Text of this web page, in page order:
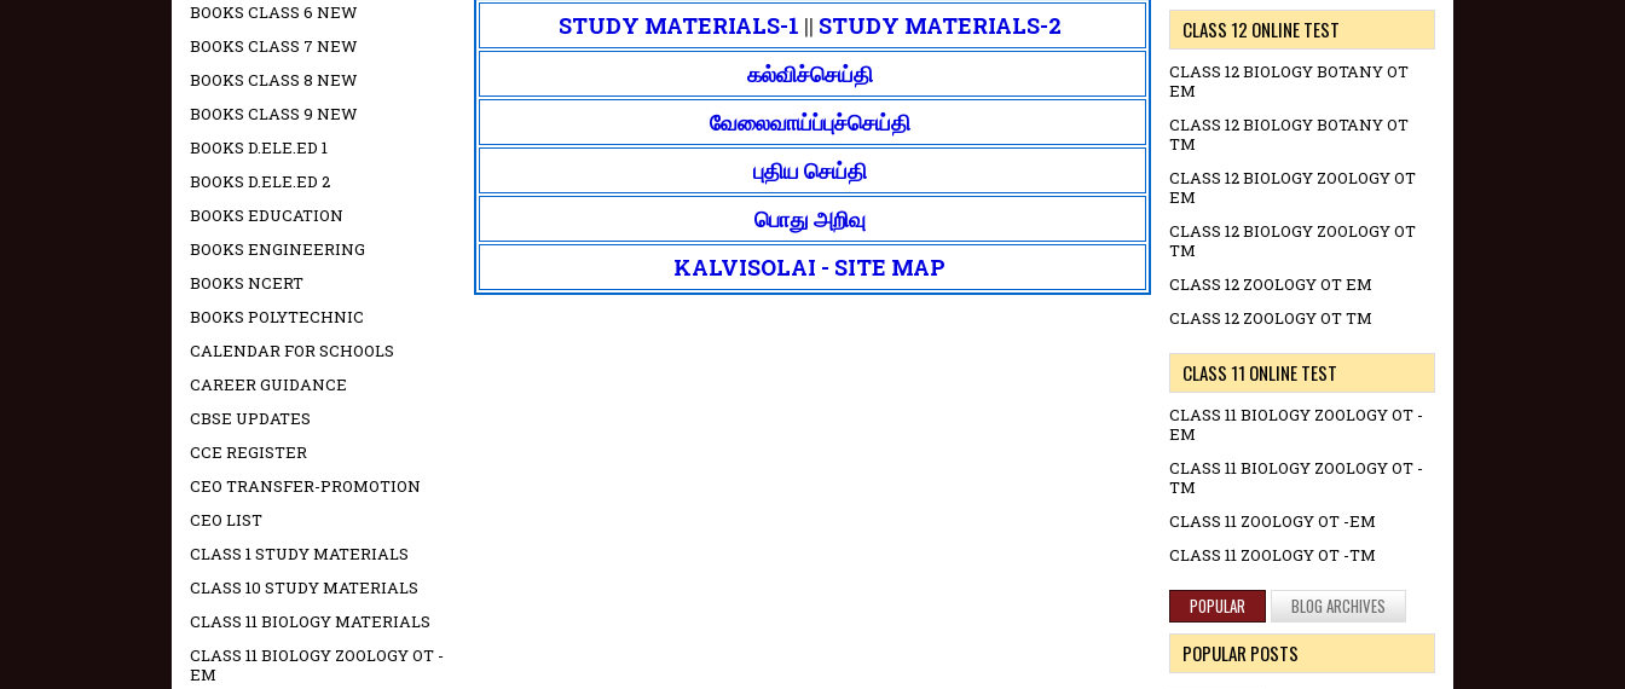
STUDY MATERIALS-1 || STUDY MATERIALS-2
கல்விச்செய்தி
வேலைவாய்ப்புச்செய்தி
புதிய செய்தி
பொது அறிவு
KALVISOLAI - SITE MAP
BOOKS CLASS 6 NEW
BOOKS CLASS 7 NEW
BOOKS CLASS 8 NEW
BOOKS CLASS 9 NEW
BOOKS D.ELE.ED 1
BOOKS D.ELE.ED 2
BOOKS EDUCATION
BOOKS ENGINEERING
BOOKS NCERT
BOOKS POLYTECHNIC
CALENDAR FOR SCHOOLS
CAREER GUIDANCE
CBSE UPDATES
CCE REGISTER
CEO TRANSFER-PROMOTION
CEO LIST
CLASS 1 STUDY MATERIALS
CLASS 10 STUDY MATERIALS
CLASS 11 BIOLOGY MATERIALS
CLASS 11 BIOLOGY ZOOLOGY OT -
EM
CLASS 12 ONLINE TEST
CLASS 12 BIOLOGY BOTANY OT
EM
CLASS 12 BIOLOGY BOTANY OT
TM
CLASS 12 BIOLOGY ZOOLOGY OT
EM
CLASS 12 BIOLOGY ZOOLOGY OT
TM
CLASS 12 ZOOLOGY OT EM
CLASS 12 ZOOLOGY OT TM
CLASS 11 ONLINE TEST
CLASS 11 BIOLOGY ZOOLOGY OT -
EM
CLASS 11 BIOLOGY ZOOLOGY OT -
TM
CLASS 11 ZOOLOGY OT -EM
CLASS 11 ZOOLOGY OT -TM
POPULAR BLOG ARCHIVES
POPULAR POSTS